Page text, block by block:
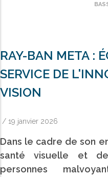
RAY-BAN META :
SERVICE DE
VISION
/ 19 janvier 2026
Dans le cadre de son
santé visuelle et de
personnes